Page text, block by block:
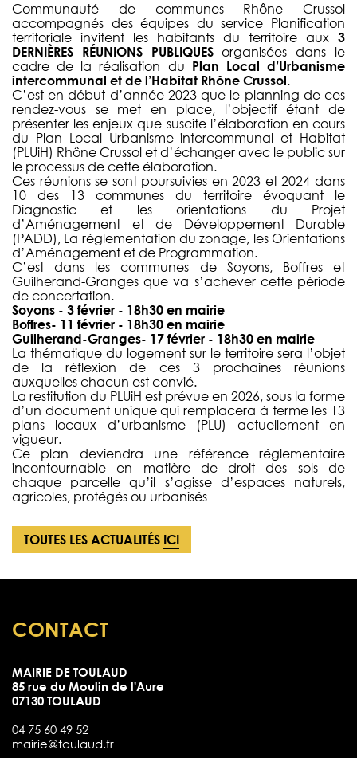
Communauté de communes Rhône Crussol
accompagnés des équipes du service Planification
territoriale invitent les habitants du territoire aux 3
DERNIÈRES RÉUNIONS PUBLIQUESorganisées dans le
cadre de la réalisation du Plan Local d’Urbanisme
intercommunal et de l’Habitat Rhône Crussol.
C’est en début d’année 2023 que le planning de ces
rendez-vous se met en place, l’objectif étant de
présenter les enjeux que suscite l’élaboration en cours
du Plan Local Urbanisme intercommunal et Habitat
(PLUiH) Rhône Crussol et d’échanger avec le public sur
le processus de cette élaboration.
Ces réunions se sont poursuivies en 2023 et 2024 dans
10 des 13 communes du territoire évoquant le
Diagnostic et les orientations du Projet
d’Aménagement et de Développement Durable
(PADD), La règlementation du zonage, les Orientations
d’Aménagement et de Programmation.
C’est dans les communes de Soyons, Boffres et
Guilherand-Granges que va s’achever cette période
de concertation.
Soyons - 3 février - 18h30 en mairie
Boffres- 11 février - 18h30 en mairie
Guilherand-Granges- 17 février - 18h30 en mairie
La thématique du logement sur le territoire sera l’objet
de la réflexion de ces 3 prochaines réunions
auxquelles chacun est convié.
La restitution du PLUiH est prévue en 2026, sous la forme
d’un document unique qui remplacera à terme les 13
plans locaux d’urbanisme (PLU) actuellement en
vigueur.
Ce plan deviendra une référence réglementaire
incontournable en matière de droit des sols de
chaque parcelle qu’il s’agisse d’espaces naturels,
agricoles, protégés ou urbanisés
TOUTES LES ACTUALITÉS ICI
CONTACT
MAIRIE DE TOULAUD
85 rue du Moulin de l'Aure
07130 TOULAUD
04 75 60 49 52
mairie@toulaud.fr